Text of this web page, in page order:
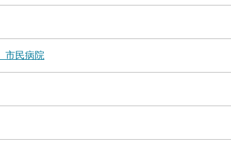
市民病院